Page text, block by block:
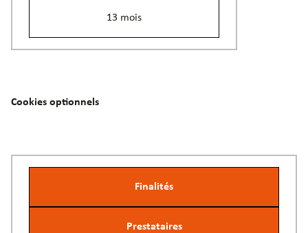
13 mois
Cookies optionnels
Finalités
Prestataires